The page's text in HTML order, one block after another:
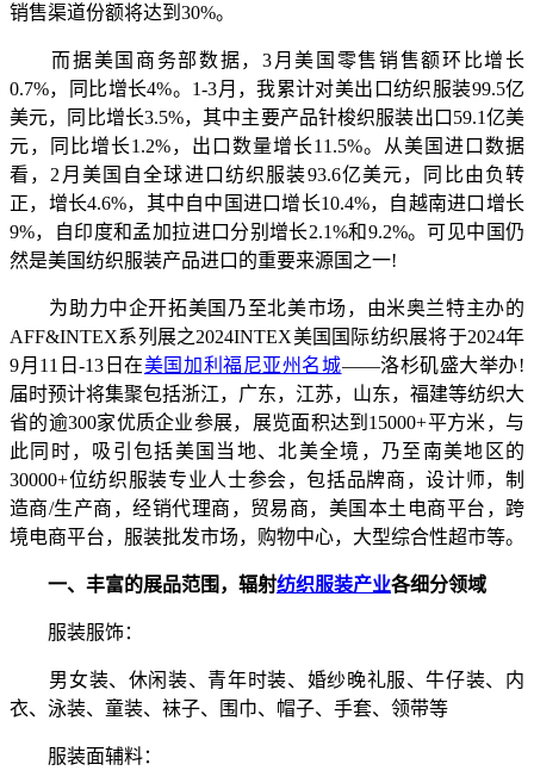
销售渠道份额将达到30%。
而据美国商务部数据，3月美国零售销售额环比增长
0.7%，同比增长4%。1-3月，我累计对美出口纺织服装99.5亿
美元，同比增长3.5%，其中主要产品针梭织服装出口59.1亿美
元，同比增长1.2%，出口数量增长11.5%。从美国进口数据
看，2月美国自全球进口纺织服装93.6亿美元，同比由负转
正，增长4.6%，其中自中国进口增长10.4%，自越南进口增长
9%，自印度和孟加拉进口分别增长2.1%和9.2%。可见中国仍
然是美国纺织服装产品进口的重要来源国之一!
为助力中企开拓美国乃至北美市场，由米奥兰特主办的
AFF&INTEX系列展之2024INTEX美国国际纺织展将于2024年
9月11日-13日在美国加利福尼亚州名城——洛杉矶盛大举办!
届时预计将集聚包括浙江，广东，江苏，山东，福建等纺织大
省的逾300家优质企业参展，展览面积达到15000+平方米，与
此同时，吸引包括美国当地、北美全境，乃至南美地区的
30000+位纺织服装专业人士参会，包括品牌商，设计师，制
造商/生产商，经销代理商，贸易商，美国本土电商平台，跨
境电商平台，服装批发市场，购物中心，大型综合性超市等。
一、丰富的展品范围，辐射纺织服装产业各细分领域
服装服饰：
男女装、休闲装、青年时装、婚纱晚礼服、牛仔装、内
衣、泳装、童装、袜子、围巾、帽子、手套、领带等
服装面辅料：